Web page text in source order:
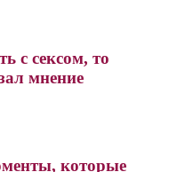
с сексом, то
мнение
которые